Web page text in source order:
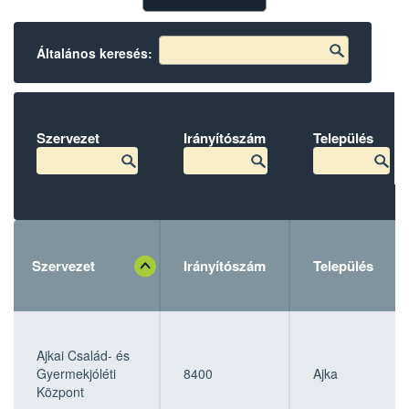
Általános keresés:
Szervezet Irányítószám Település
Szervezet Irányítószám Település
Ajkai Család- és
Gyermekjóléti
Központ
8400 Ajka